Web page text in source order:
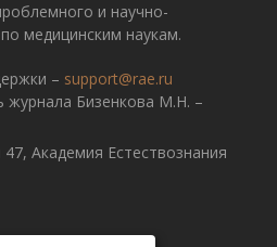
и научно-
медицинским наукам.
– support@rae.ru
журнала Бизенкова М.Н. –
Академия Естествознания